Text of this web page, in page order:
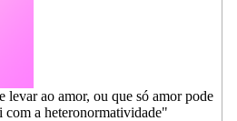
levar ao amor, ou que só amor pode
a heteronormatividade"